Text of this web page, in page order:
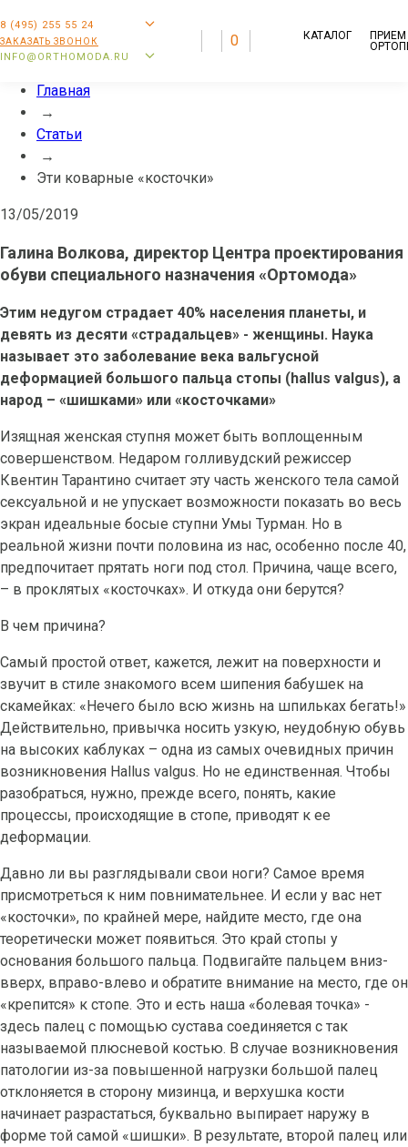
8 (495) 255 55 24
ЗАКАЗАТЬ ЗВОНОК
INFO@ORTHOMODA.RU
0 КАТАЛОГ
ПРИЕМ
Эти коварные «косточки»
Главная
→
Статьи
→
Эти коварные «косточки»
13/05/2019
Галина Волкова, директор Центра проектирования
обуви специального назначения «Ортомода»
Этим недугом страдает 40% населения планеты, и
девять из десяти «страдальцев» - женщины. Наука
называет это заболевание века вальгусной
деформацией большого пальца стопы (hallus valgus), а
народ – «шишками» или «косточками»
Изящная женская ступня может быть воплощенным
совершенством. Недаром голливудский режиссер
Квентин Тарантино считает эту часть женского тела самой
сексуальной и не упускает возможности показать во весь
экран идеальные босые ступни Умы Турман. Но в
реальной жизни почти половина из нас, особенно после 40,
предпочитает прятать ноги под стол. Причина, чаще всего,
– в проклятых «косточках». И откуда они берутся?
В чем причина?
Самый простой ответ, кажется, лежит на поверхности и
звучит в стиле знакомого всем шипения бабушек на
скамейках: «Нечего было всю жизнь на шпильках бегать!»
Действительно, привычка носить узкую, неудобную обувь
на высоких каблуках – одна из самых очевидных причин
возникновения Hallus valgus. Но не единственная. Чтобы
разобраться, нужно, прежде всего, понять, какие
процессы, происходящие в стопе, приводят к ее
деформации.
Давно ли вы разглядывали свои ноги? Самое время
присмотреться к ним повнимательнее. И если у вас нет
«косточки», по крайней мере, найдите место, где она
теоретически может появиться. Это край стопы у
основания большого пальца. Подвигайте пальцем вниз-
вверх, вправо-влево и обратите внимание на место, где он
«крепится» к стопе. Это и есть наша «болевая точка» -
здесь палец с помощью сустава соединяется с так
называемой плюсневой костью. В случае возникновения
патологии из-за повышенной нагрузки большой палец
отклоняется в сторону мизинца, и верхушка кости
начинает разрастаться, буквально выпирает наружу в
форме той самой «шишки». В результате, второй палец или